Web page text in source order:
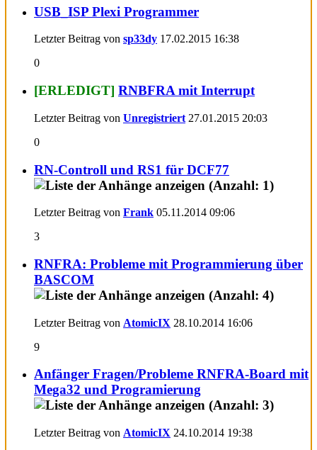
USB_ISP Plexi Programmer
Letzter Beitrag von sp33dy 17.02.2015 16:38
0
[ERLEDIGT] RNBFRA mit Interrupt
Letzter Beitrag von Unregistriert 27.01.2015 20:03
0
RN-Controll und RS1 für DCF77
Letzter Beitrag von Frank 05.11.2014 09:06
3
RNFRA: Probleme mit Programmierung über
BASCOM
Letzter Beitrag von AtomicIX 28.10.2014 16:06
9
Anfänger Fragen/Probleme RNFRA-Board mit
Mega32 und Programierung
Letzter Beitrag von AtomicIX 24.10.2014 19:38